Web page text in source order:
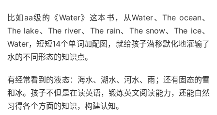
比如aa级的《Water》这本书，从Water、The ocean、
The lake、The river、The rain、The snow、The ice、
Water，短短14个单词加配图，就给孩子潜移默化地灌输了
水的不同形态的知识点。
有经常看到的液态：海水、湖水、河水、雨；还有固态的雪
和冰。孩子不但是在读英语，锻炼英文阅读能力，还能自然
习得各个方面的知识，构建认知。